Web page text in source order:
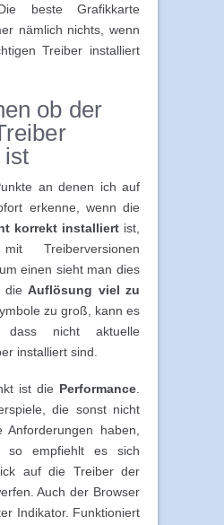
beste Grafikkarte
nämlich nichts, wenn
Treiber installiert
ob der
ist
an denen ich auf
erkenne, wenn die
korrekt installiert ist,
Treiberversionen
einen sieht man dies
dieAuflösung viel zu
zu groß, kann es
dass nicht aktuelle
installiert sind.
ist die Performance.
die sonst nicht
Anforderungen haben,
so empfiehlt es sich
auf die Treiber der
Auch der Browser
Indikator. Funktioniert